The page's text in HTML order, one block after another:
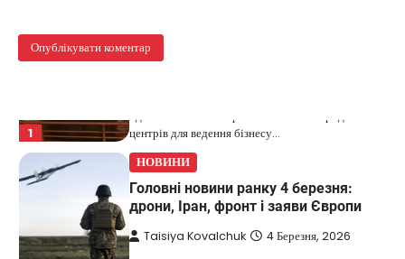
1
бізнес
центрів для ведення бізнесу…
НОВИНИ
Головні новини ранку 4 березня:
дрони, Іран, фронт і заяви Європи
Taisiya Kovalchuk 4 Березня, 2026